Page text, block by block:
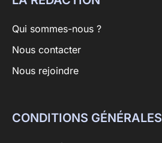
Qui sommes-nous ?
Nous contacter
Nous rejoindre
CONDITIONS GÉNÉRALES